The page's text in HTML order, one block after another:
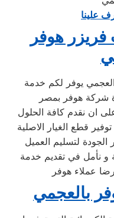
علينا
هوفر
شركة هوفر بمصر
ان نقدم كافة الحلول
قطع الغيار الاصلية
الجودة لتسليم العميل
و نأمل في تقديم خدمة
عملاء هوفر
بالعجمي